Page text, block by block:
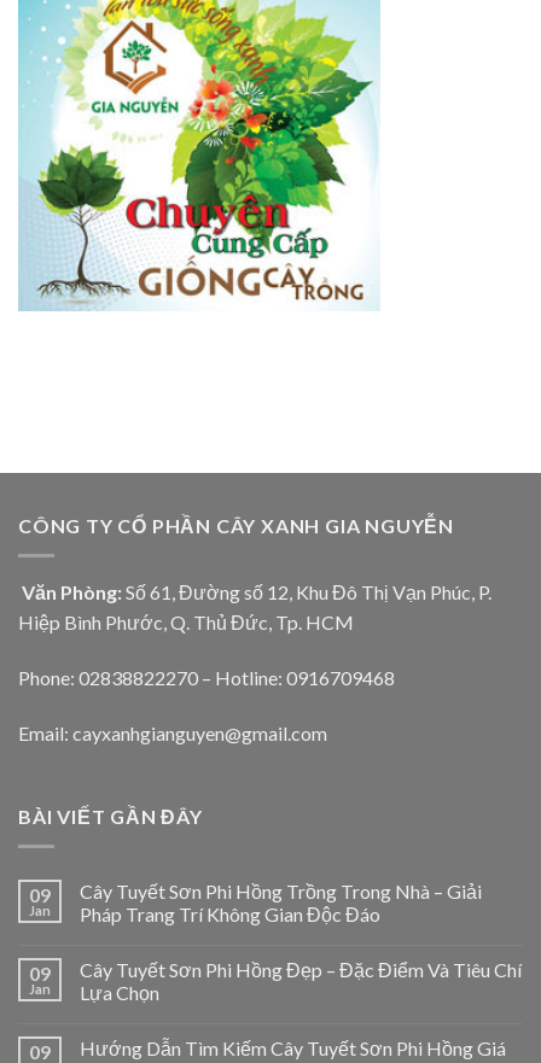
CÔNG TY CỔ PHẦN CÂY XANH GIA NGUYỄN
Văn Phòng: Số 61, Đường số 12, Khu Đô Thị Vạn Phúc, P.
Hiệp Bình Phước, Q. Thủ Đức, Tp. HCM
Phone: 02838822270 – Hotline: 0916709468
Email: cayxanhgianguyen@gmail.com
BÀI VIẾT GẦN ĐÂY
09
Jan
Cây Tuyết Sơn Phi Hồng Trồng Trong Nhà – Giải
Pháp Trang Trí Không Gian Độc Đáo
09
Jan
Cây Tuyết Sơn Phi Hồng Đẹp – Đặc Điểm Và Tiêu Chí
Lựa Chọn
09
Hướng Dẫn Tìm Kiếm Cây Tuyết Sơn Phi Hồng Giá